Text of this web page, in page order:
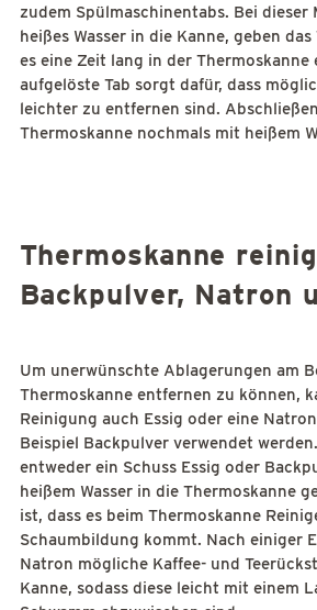
zudem Spülmaschinentabs. Bei dieser
heißes Wasser in die Kanne, geben
es eine Zeit lang in der Thermoskanne
aufgelöste Tab sorgt dafür, dass
leichter zu entfernen sind.
Thermoskanne nochmals mit heißem
Thermoskanne
Backpulver, Natron
Um unerwünschte Ablagerungen am
Thermoskanne entfernen zu können,
Reinigung auch Essig oder eine
Beispiel Backpulver verwendet
entweder ein Schuss Essig oder
heißem Wasser in die Thermoskanne
ist, dass es beim Thermoskanne
Schaumbildung kommt. Nach einiger
Natron mögliche Kaffee- und
Kanne, sodass diese leicht mit einem